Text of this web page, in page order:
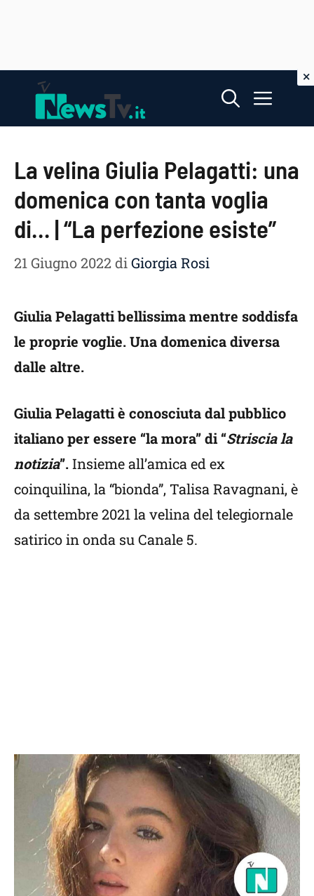
contenuto
Menu
La velina Giulia Pelagatti: una
domenica con tanta voglia
di… | “La perfezione esiste”
21 Giugno 2022diGiorgia Rosi
Giulia Pelagatti bellissima mentre soddisfa
le proprie voglie. Una domenica diversa
dalle altre.
Giulia Pelagatti è conosciuta dal pubblico
italiano per essere “la mora” di “Striscia la
notizia”.Insieme all’amica ed ex
coinquilina, la “bionda”, Talisa Ravagnani, è
da settembre 2021 la velina del telegiornale
satirico in onda su Canale 5.